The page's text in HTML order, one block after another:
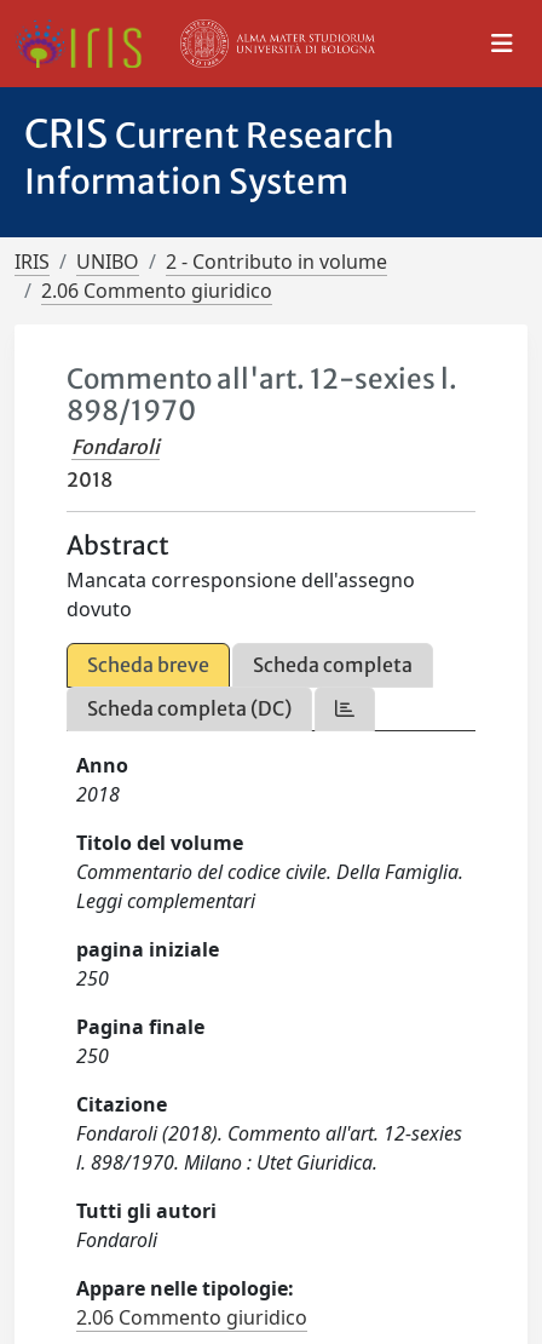
CRIS Current Research
Information System
IRIS UNIBO
2 - Contributo in volume
2.06 Commento giuridico
Commento all'art. 12-sexies l.
898/1970
Fondaroli
2018
Abstract
Mancata corresponsione dell'assegno
dovuto
Scheda breve
Scheda completa
Scheda completa (DC)
Anno
2018
Titolo del volume
Commentario del codice civile. Della Famiglia.
Leggi complementari
pagina iniziale
250
Pagina finale
250
Citazione
Fondaroli (2018). Commento all'art. 12-sexies
l. 898/1970. Milano : Utet Giuridica.
Tutti gli autori
Fondaroli
Appare nelle tipologie:
2.06 Commento giuridico